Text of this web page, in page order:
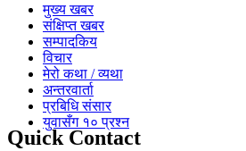
मुख्य खबर
संक्षिप्त खबर
सम्पादकिय
विचार
मेरो कथा / व्यथा
अन्तरवार्ता
प्रबिधि संसार
युवासँग १० प्रश्न
Quick Contact